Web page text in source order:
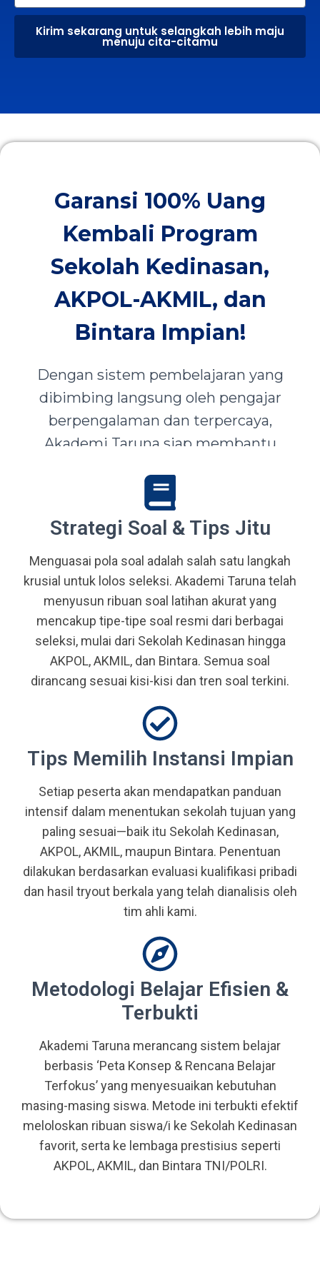
Kirim sekarang untuk selangkah lebih maju
menuju cita-citamu
Garansi 100% Uang
Kembali Program
Sekolah Kedinasan,
AKPOL-AKMIL, dan
Bintara Impian!
Dengan sistem pembelajaran yang
dibimbing langsung oleh pengajar
berpengalaman dan terpercaya,
Akademi Taruna siap membantu
mewujudkan impian menjadi Taruna,
Abdi Negara, serta prajurit terbaik
bangsa.
Strategi Soal & Tips Jitu
Menguasai pola soal adalah salah satu langkah
krusial untuk lolos seleksi. Akademi Taruna telah
menyusun ribuan soal latihan akurat yang
mencakup tipe-tipe soal resmi dari berbagai
seleksi, mulai dari Sekolah Kedinasan hingga
AKPOL, AKMIL, dan Bintara. Semua soal
dirancang sesuai kisi-kisi dan tren soal terkini.
Tips Memilih Instansi Impian
Setiap peserta akan mendapatkan panduan
intensif dalam menentukan sekolah tujuan yang
paling sesuai—baik itu Sekolah Kedinasan,
AKPOL, AKMIL, maupun Bintara. Penentuan
dilakukan berdasarkan evaluasi kualifikasi pribadi
dan hasil tryout berkala yang telah dianalisis oleh
tim ahli kami.
Metodologi Belajar Efisien &
Terbukti
Akademi Taruna merancang sistem belajar
berbasis ‘Peta Konsep & Rencana Belajar
Terfokus’ yang menyesuaikan kebutuhan
masing-masing siswa. Metode ini terbukti efektif
meloloskan ribuan siswa/i ke Sekolah Kedinasan
favorit, serta ke lembaga prestisius seperti
AKPOL, AKMIL, dan Bintara TNI/POLRI.